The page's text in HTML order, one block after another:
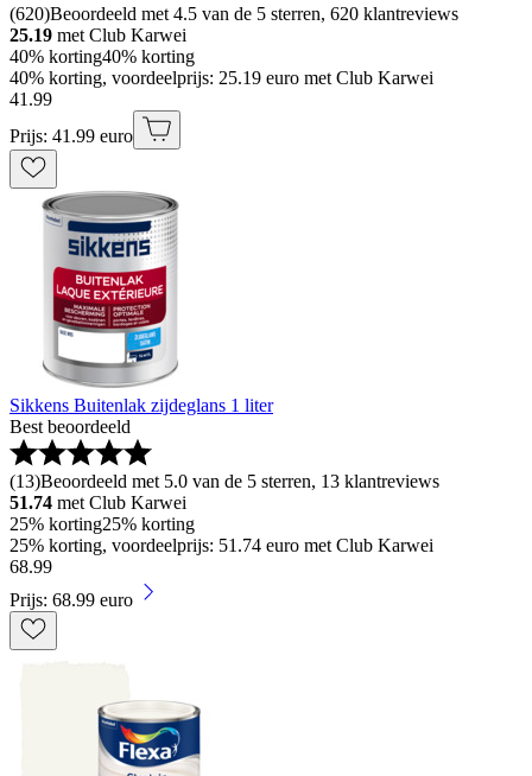
(620)Beoordeeld met 4.5 van de 5 sterren, 620 klantreviews
25.19 met Club Karwei
40% korting40% korting
40% korting, voordeelprijs: 25.19 euro met Club Karwei
41 .99
Prijs: 41.99 euro
Sikkens Buitenlak zijdeglans 1 liter
Best beoordeeld
(13)Beoordeeld met 5.0 van de 5 sterren, 13 klantreviews
51.74 met Club Karwei
25% korting25% korting
25% korting, voordeelprijs: 51.74 euro met Club Karwei
68.99
Prijs: 68.99 euro